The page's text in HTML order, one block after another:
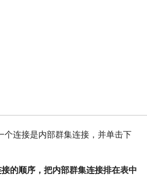
个连接是内部群集连接，并单击下
的顺序，把内部群集连接排在表中